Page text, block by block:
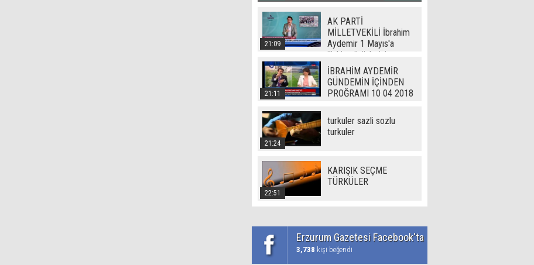
21:09
AK PARTİ
MİLLETVEKİLİ İbrahim
Aydemir 1 Mayıs'a
ilişkin görüşlerini
Erzurum Gazetesi'ne
açıkladı
21:11
İBRAHİM AYDEMİR
GÜNDEMİN İÇİNDEN
PROĞRAMI 10 04 2018
21:24
turkuler sazli sozlu
turkuler
22:51
KARIŞIK SEÇME
TÜRKÜLER
Erzurum Gazetesi Facebook'ta
3,738 kişi beğendi